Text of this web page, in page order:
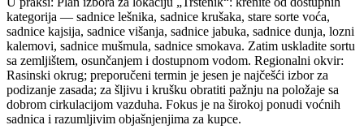
kategorija — sadnice lešnika, sadnice krušaka, stare sorte voća,
sadnice kajsija, sadnice višanja, sadnice jabuka, sadnice dunja, lozni
kalemovi, sadnice mušmula, sadnice smokava. Zatim uskladite sortu
sa zemljištem, osunčanjem i dostupnom vodom. Regionalni okvir:
Rasinski okrug; preporučeni termin je jesen je najčešći izbor za
podizanje zasada; za šljivu i krušku obratiti pažnju na položaje sa
dobrom cirkulacijom vazduha. Fokus je na širokoj ponudi voćnih
sadnica i razumljivim objašnjenjima za kupce.